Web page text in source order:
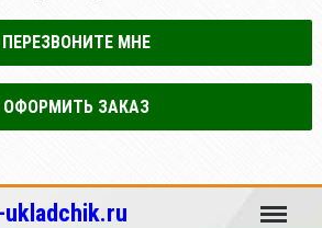
ПЕРЕЗВОНИТЕ МНЕ
ОФОРМИТЬ ЗАКАЗ
Меню